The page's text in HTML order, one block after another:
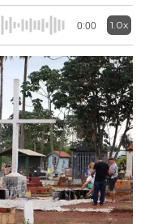
0:00 1.0x